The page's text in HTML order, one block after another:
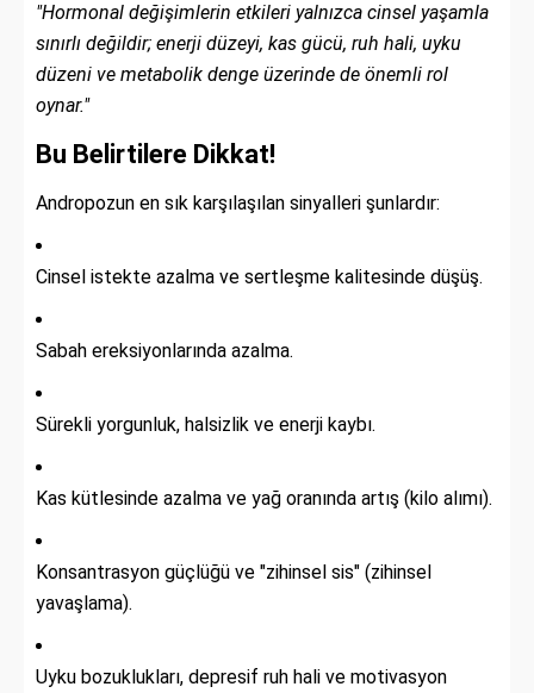
"Hormonal değişimlerin etkileri yalnızca cinsel yaşamla
sınırlı değildir; enerji düzeyi, kas gücü, ruh hali, uyku
düzeni ve metabolik denge üzerinde de önemli rol
oynar."
Bu Belirtilere Dikkat!
Andropozun en sık karşılaşılan sinyalleri şunlardır:
Cinsel istekte azalma ve sertleşme kalitesinde düşüş.
Sabah ereksiyonlarında azalma.
Sürekli yorgunluk, halsizlik ve enerji kaybı.
Kas kütlesinde azalma ve yağ oranında artış (kilo alımı).
Konsantrasyon güçlüğü ve "zihinsel sis" (zihinsel
yavaşlama).
Uyku bozuklukları, depresif ruh hali ve motivasyon